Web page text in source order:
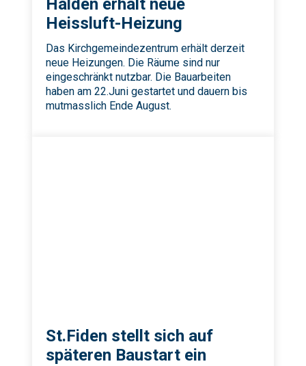
Halden erhält neue
Heissluft-Heizung
Das Kirchgemeindezentrum erhält derzeit
neue Heizungen. Die Räume sind nur
eingeschränkt nutzbar. Die Bauarbeiten
haben am 22.Juni gestartet und dauern bis
mutmasslich Ende August.
St.Fiden stellt sich auf
späteren Baustart ein